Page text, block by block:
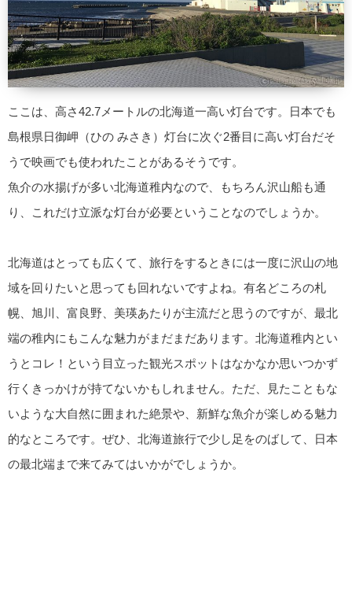
ここは、高さ42.7メートルの北海道一高い灯台です。日本でも
島根県日御岬（ひの みさき）灯台に次ぐ2番目に高い灯台だそ
うで映画でも使われたことがあるそうです。
魚介の水揚げが多い北海道稚内なので、もちろん沢山船も通
り、これだけ立派な灯台が必要ということなのでしょうか。
北海道はとっても広くて、旅行をするときには一度に沢山の地
域を回りたいと思っても回れないですよね。有名どころの札
幌、旭川、富良野、美瑛あたりが主流だと思うのですが、最北
端の稚内にもこんな魅力がまだまだあります。北海道稚内とい
うとコレ！という目立った観光スポットはなかなか思いつかず
行くきっかけが持てないかもしれません。ただ、見たこともな
いような大自然に囲まれた絶景や、新鮮な魚介が楽しめる魅力
的なところです。ぜひ、北海道旅行で少し足をのばして、日本
の最北端まで来てみてはいかがでしょうか。